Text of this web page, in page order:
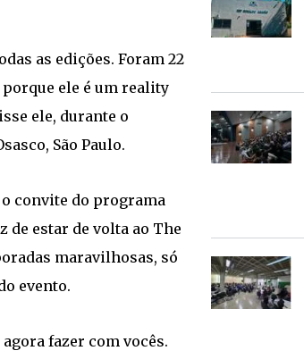
as edições. Foram 22
ele é um reality
ele, durante o
São Paulo.
convite do programa
de estar de volta ao The
maravilhosas, só
evento.
fazer com vocês.